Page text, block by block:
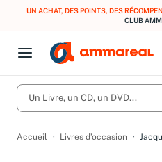
UN ACHAT, DES POINTS, DES
CLUB
Open menu
Fermer le menu
CD d'occasion
Produits Catégories
Un Livre, un CD, un DVD...
Accueil Livres d’occasion